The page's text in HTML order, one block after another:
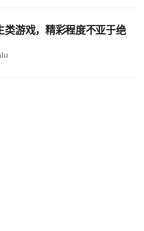
类游戏，精彩程度不亚于绝